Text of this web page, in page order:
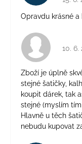
Opravdu krásné
10. 6.
Zboží je úplně
stejné šatičky,
koupit dárek, tak
stejné (myslím
Hlavně u těch
nebudu kupovat